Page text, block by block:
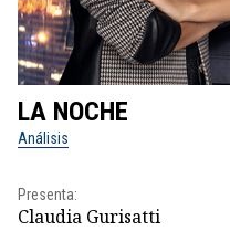
LA NOCHE
Análisis
Presenta:
Claudia Gurisatti